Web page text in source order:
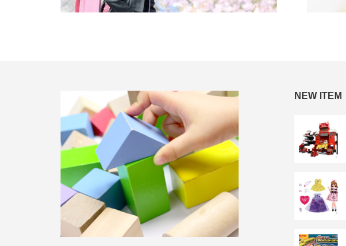
NEW ITEM